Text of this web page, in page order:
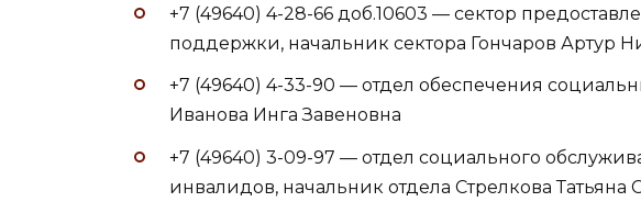
+7 (49640) 4-28-66 доб.10603 — сектор
поддержки, начальник сектора Гончаров Артур
+7 (49640) 4-33-90 — отдел обеспечения
Иванова Инга Завеновна
+7 (49640) 3-09-97 — отдел социального
инвалидов, начальник отдела Стрелкова Татьяна